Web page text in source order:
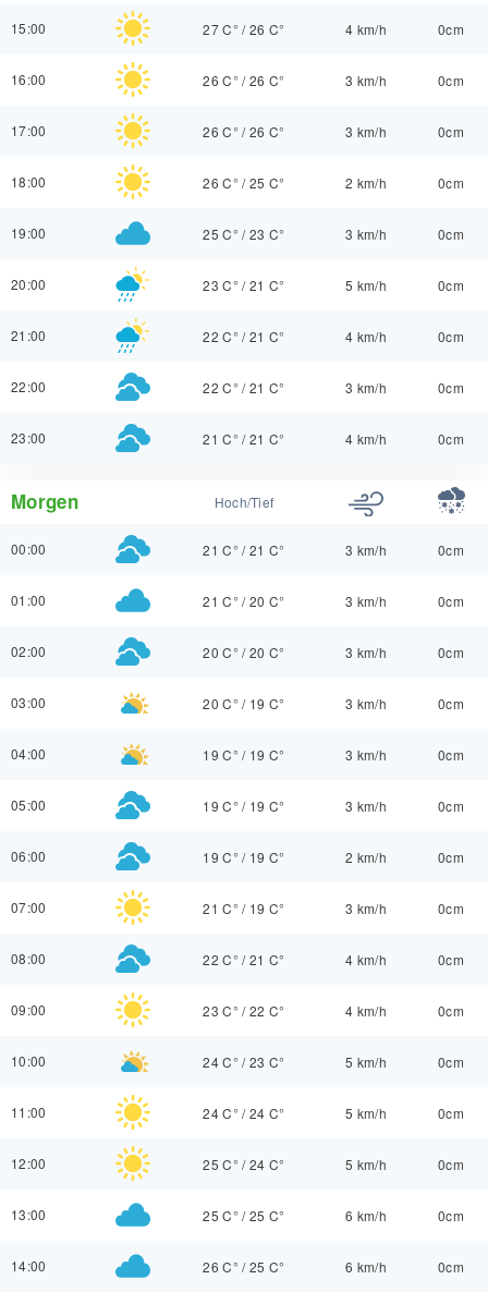
15:00 27 C° /26 C° 4 km/h 0cm
16:00 26 C° /26 C° 3 km/h 0cm
17:00 26 C° /26 C° 3 km/h 0cm
18:00 26 C° /25 C° 2 km/h 0cm
19:00 25 C° /23 C° 3 km/h 0cm
20:00 23 C° /21 C° 5 km/h 0cm
21:00 22 C° /21 C° 4 km/h 0cm
22:00 22 C° /21 C° 3 km/h 0cm
23:00 21 C° /21 C° 4 km/h 0cm
Morgen Hoch/Tief
00:00 21 C° /21 C° 3 km/h 0cm
01:00 21 C° /20 C° 3 km/h 0cm
02:00 20 C° /20 C° 3 km/h 0cm
03:00 20 C° / 19 C° 3 km/h 0cm
04:00 19 C° / 19 C° 3 km/h 0cm
05:00 19 C° / 19 C° 3 km/h 0cm
06:00 19 C° / 19 C° 2 km/h 0cm
07:00 21 C° / 19 C° 3 km/h 0cm
08:00 22 C° /21 C° 4 km/h 0cm
09:00 23 C° /22 C° 4 km/h 0cm
10:00 24 C° /23 C° 5 km/h 0cm
11:00 24 C° /24 C° 5 km/h 0cm
12:00 25 C° /24 C° 5 km/h 0cm
13:00 25 C° /25 C° 6 km/h 0cm
14:00 26 C° /25 C° 6 km/h 0cm